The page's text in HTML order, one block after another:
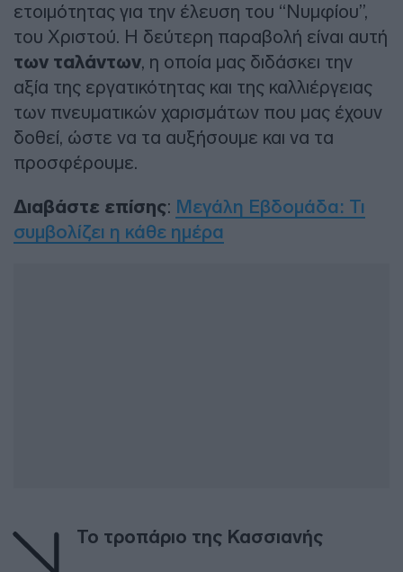
ετοιμότητας για την έλευση του “Νυμφίου”,
του Χριστού. Η δεύτερη παραβολή είναι αυτή
των ταλάντων, η οποία μας διδάσκει την
αξία της εργατικότητας και της καλλιέργειας
των πνευματικών χαρισμάτων που μας έχουν
δοθεί, ώστε να τα αυξήσουμε και να τα
προσφέρουμε.
Διαβάστε επίσης: Μεγάλη Εβδομάδα: Τι
συμβολίζει η κάθε ημέρα
Το τροπάριο της Κασσιανής